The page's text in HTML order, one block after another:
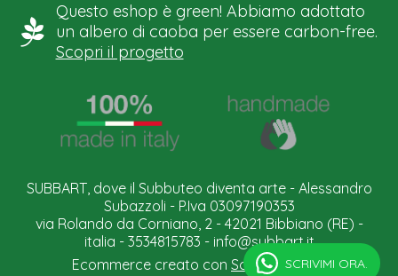
Questo eshop è green! Abbiamo adottato
un albero di caoba per essere carbon-free.
Scopri il progetto
SUBBART, dove il Subbuteo diventa arte - Alessandro
Subazzoli - P.Iva 03097190353
via Rolando da Corniano, 2 - 42021 Bibbiano (RE) -
italia - 3534815783 - info@subbart.it
Ecommerce creato con Scontrino.comSCRIVIMI ORA.